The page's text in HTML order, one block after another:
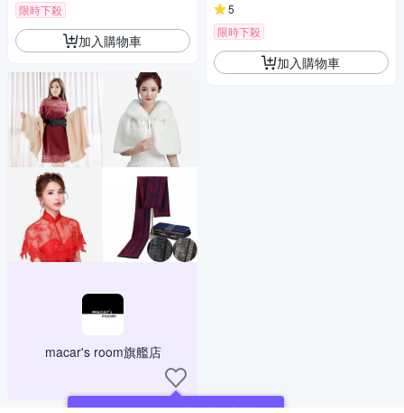
限時下殺
加入購物車
macar's room旗艦店
5
限時下殺
加入購物車